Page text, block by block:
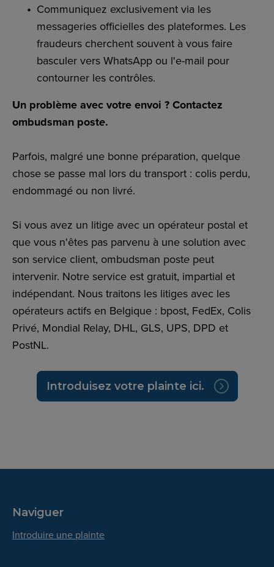
Communiquez exclusivement via les
messageries officielles des plateformes. Les
fraudeurs cherchent souvent à vous faire
basculer vers WhatsApp ou l'e-mail pour
contourner les contrôles.
Un problème avec votre envoi ? Contactez
ombudsman poste.
Parfois, malgré une bonne préparation, quelque
chose se passe mal lors du transport : colis perdu,
endommagé ou non livré.
Si vous avez un litige avec un opérateur postal et
que vous n'êtes pas parvenu à une solution avec
son service client, ombudsman poste peut
intervenir. Notre service est gratuit, impartial et
indépendant. Nous traitons les litiges avec les
opérateurs actifs en Belgique : bpost, FedEx, Colis
Privé, Mondial Relay, DHL, GLS, UPS, DPD et
PostNL.
Introduisez votre plainte ici.
Naviguer
Introduire une plainte